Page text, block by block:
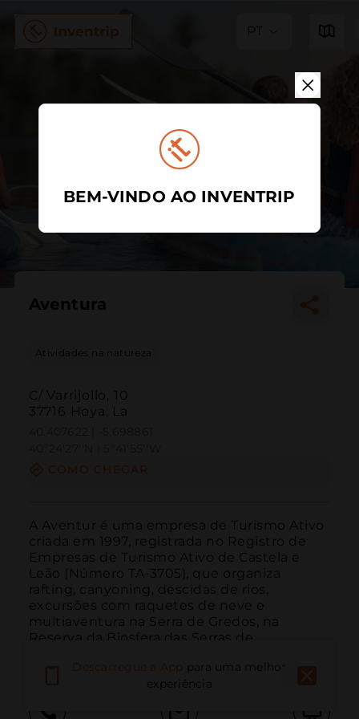
PT
Aventura
Atividades na natureza
C/ Varrijollo, 10
37716 Hoya, La
A Aventur é uma empresa de Turismo Ativo
criada em 1997, registrada no Registro de
Empresas de Turismo Ativo de Castela e
Leão (Número TA-3705), que organiza
rafting, canyoning, descidas de rios,
excursões com raquetes de neve e
multiaventura na Serra de Gredos, na
Reserva da Biosfera das Serras de ...
para uma melhor
experiência
BEM-VINDO AO INVENTRIP